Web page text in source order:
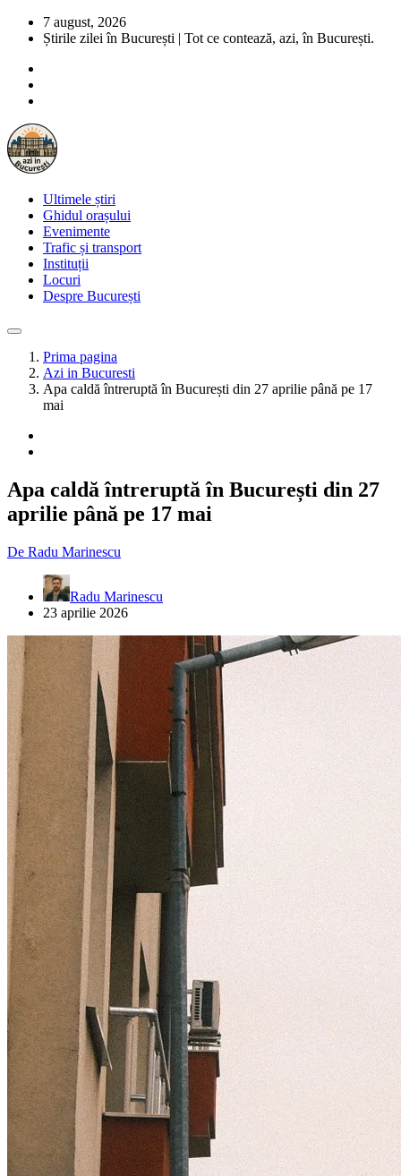
7 august, 2026
Știrile zilei în București | Tot ce contează, azi, în București.
Ultimele știri
Ghidul orașului
Evenimente
Trafic și transport
Instituții
Locuri
Despre București
Prima pagina
Azi in Bucuresti
Apa caldă întreruptă în București din 27 aprilie până pe 17
mai
Apa caldă întreruptă în București din 27
aprilie până pe 17 mai
De Radu Marinescu
Radu Marinescu
23 aprilie 2026